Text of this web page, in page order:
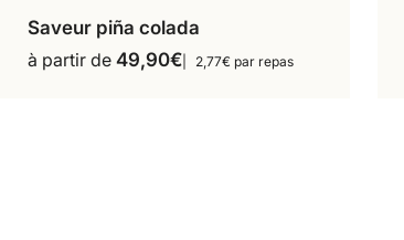
18 repas
Ce
produit
Saveur piña colada
à partir de 49,90€ 2,77€ par repas